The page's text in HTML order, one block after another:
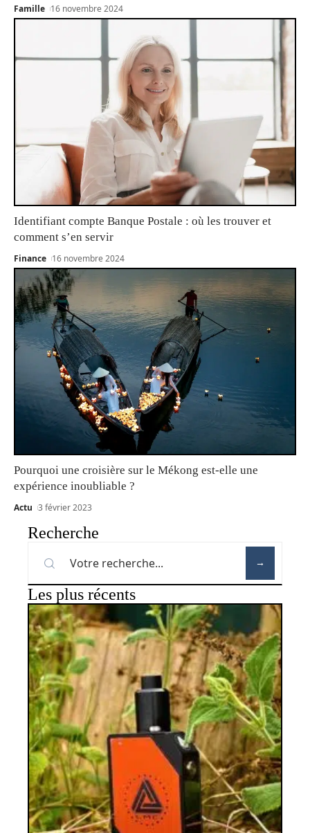
Famille 16 novembre 2024
Identifiant compte Banque Postale : où les trouver et
comment s’en servir
Finance 16 novembre 2024
Pourquoi une croisière sur le Mékong est-elle une
expérience inoubliable ?
Actu 3 février 2023
Recherche
Les plus récents